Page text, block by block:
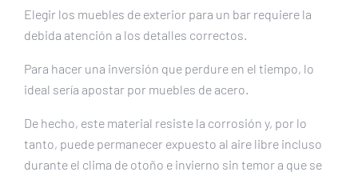
Elegir los muebles de exterior para un bar requiere la
debida atención a los detalles correctos.
Para hacer una inversión que perdure en el tiempo, lo
ideal sería apostar por muebles de acero.
De hecho, este material resiste la corrosión y, por lo
tanto, puede permanecer expuesto al aire libre incluso
durante el clima de otoño e invierno sin temor a que se